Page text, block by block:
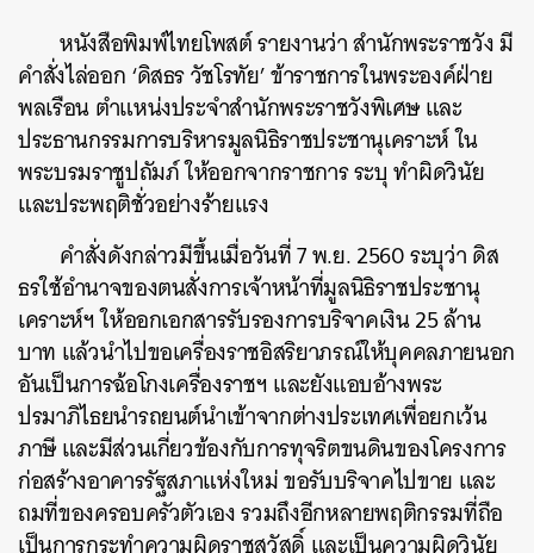
หนังสือพิมพ์ไทยโพสต์ รายงานว่า สำนักพระราชวัง มี
คำสั่งไล่ออก ‘ดิสธร วัชโรทัย’ ข้าราชการในพระองค์ฝ่าย
พลเรือน ตำแหน่งประจำสำนักพระราชวังพิเศษ และ
ประธานกรรมการบริหารมูลนิธิราชประชานุเคราะห์ ใน
พระบรมราชูปถัมภ์ ให้ออกจากราชการ ระบุ ทำผิดวินัย
และประพฤติชั่วอย่างร้ายแรง
คำสั่งดังกล่าวมีขึ้นเมื่อวันที่ 7 พ.ย. 2560 ระบุว่า ดิส
ธรใช้อำนาจของตนสั่งการเจ้าหน้าที่มูลนิธิราชประชานุ
เคราะห์ฯ ให้ออกเอกสารรับรองการบริจาคเงิน 25 ล้าน
บาท แล้วนำไปขอเครื่องราชอิสริยาภรณ์ให้บุคคลภายนอก
อันเป็นการฉ้อโกงเครื่องราชฯ และยังแอบอ้างพระ
ปรมาภิไธยนำรถยนต์นำเข้าจากต่างประเทศเพื่อยกเว้น
ภาษี และมีส่วนเกี่ยวข้องกับการทุจริตขนดินของโครงการ
ก่อสร้างอาคารรัฐสภาแห่งใหม่ ขอรับบริจาคไปขาย และ
ถมที่ของครอบครัวตัวเอง รวมถึงอีกหลายพฤติกรรมที่ถือ